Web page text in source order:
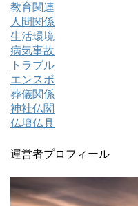
教育関連
人間関係
生活環境
病気事故
トラブル
エンスポ
葬儀関係
神社仏閣
仏壇仏具
運営者プロフィール